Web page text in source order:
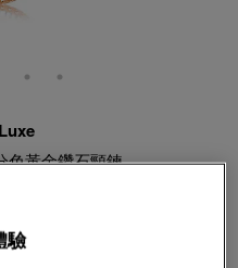
色黃金鑽石頸鍊
稅項
驗